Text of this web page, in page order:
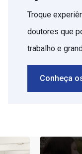
Troque
doutores que
trabalho e
Conheça